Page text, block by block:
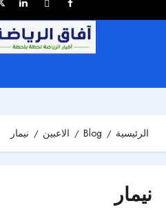
الرئيسية Blog الاعبين نيمار
نيمار